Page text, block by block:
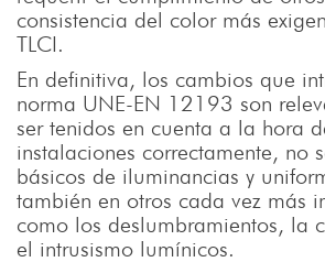
consistencia del color más
TLCI.
En definitiva, los cambios que
norma UNE-EN 12193 son
ser tenidos en cuenta a la hora
instalaciones correctamente, no
básicos de iluminancias y
también en otros cada vez más
como los deslumbramientos, la
el intrusismo lumínicos.